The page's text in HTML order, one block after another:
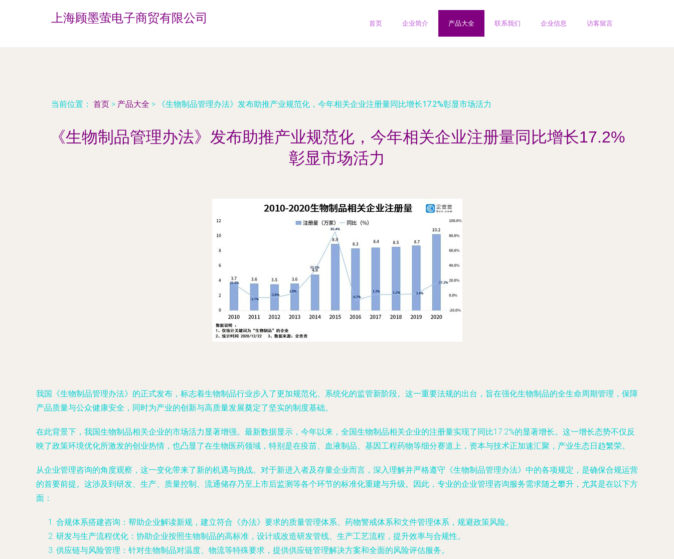
上海顾墨萤电子商贸有限公司 首页 企业简介 产品大全 联系我们 企业信息 访客留言
当前位置： 首页 > 产品大全 > 《生物制品管理办法》发布助推产业规范化，今年相关企业注册量同比增长17.2%彰显市场活力
《生物制品管理办法》发布助推产业规范化，今年相关企业注册量同比增长17.2%
彰显市场活力
我国《生物制品管理办法》的正式发布，标志着生物制品行业步入了更加规范化、系统化的监管新阶段。这一重要法规的出台，旨在强化生物制品的全生命周期管理，保障
产品质量与公众健康安全，同时为产业的创新与高质量发展奠定了坚实的制度基础。
在此背景下，我国生物制品相关企业的市场活力显著增强。最新数据显示，今年以来，全国生物制品相关企业的注册量实现了同比17.2%的显著增长。这一增长态势不仅反
映了政策环境优化所激发的创业热情，也凸显了在生物医药领域，特别是在疫苗、血液制品、基因工程药物等细分赛道上，资本与技术正加速汇聚，产业生态日趋繁荣。
从企业管理咨询的角度观察，这一变化带来了新的机遇与挑战。对于新进入者及存量企业而言，深入理解并严格遵守《生物制品管理办法》中的各项规定，是确保合规运营
的首要前提。这涉及到研发、生产、质量控制、流通储存乃至上市后监测等各个环节的标准化重建与升级。因此，专业的企业管理咨询服务需求随之攀升，尤其是在以下方
面：
合规体系搭建咨询 ：帮助企业解读新规，建立符合《办法》要求的质量管理体系、药物警戒体系和文件管理体系，规避政策风险。
研发与生产流程优化 ：协助企业按照生物制品的高标准，设计或改造研发管线、生产工艺流程，提升效率与合规性。
供应链与风险管理 ：针对生物制品对温度、物流等特殊要求，提供供应链管理解决方案和全面的风险评估服务。